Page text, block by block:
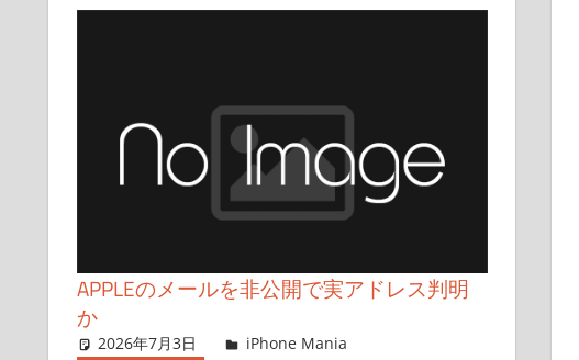
APPLEのメールを非公開で実アドレス判明
か
2026年7月3日 成瀬海人
iPhone Mania